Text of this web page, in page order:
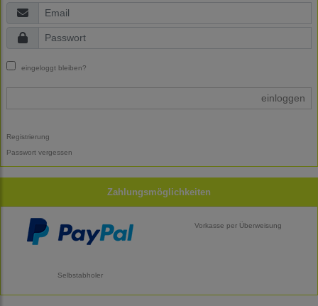
eingeloggt bleiben?
einloggen
Registrierung
Passwort vergessen
Zahlungsmöglichkeiten
Vorkasse per Überweisung
Selbstabholer